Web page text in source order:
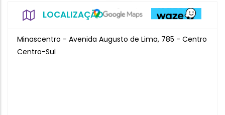
LOCALIZAÇÃO
Minascentro - Avenida Augusto de Lima, 785 - Centro
Centro-Sul